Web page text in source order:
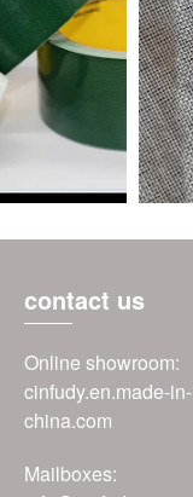
contact us
Online showroom:
cinfudy.en.made-in-
china.com
Mailboxes: